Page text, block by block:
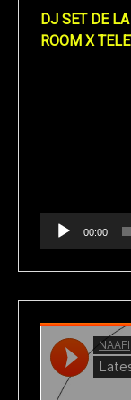
DJ SET DE
ROOM X
00:00